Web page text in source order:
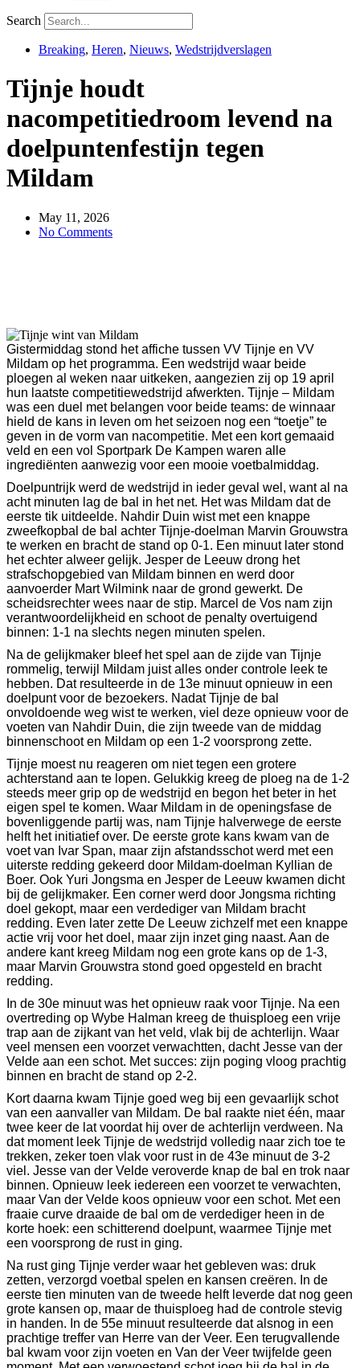
Search
Breaking, Heren, Nieuws, Wedstrijdverslagen
Tijnje houdt
nacompetitiedroom levend na
doelpuntenfestijn tegen
Mildam
May 11, 2026
No Comments
Gistermiddag stond het affiche tussen VV Tijnje en VV
Mildam op het programma. Een wedstrijd waar beide
ploegen al weken naar uitkeken, aangezien zij op 19 april
hun laatste competitiewedstrijd afwerkten. Tijnje – Mildam
was een duel met belangen voor beide teams: de winnaar
hield de kans in leven om het seizoen nog een “toetje” te
geven in de vorm van nacompetitie. Met een kort gemaaid
veld en een vol Sportpark De Kampen waren alle
ingrediënten aanwezig voor een mooie voetbalmiddag.
Doelpuntrijk werd de wedstrijd in ieder geval wel, want al na
acht minuten lag de bal in het net. Het was Mildam dat de
eerste tik uitdeelde. Nahdir Duin wist met een knappe
zweefkopbal de bal achter Tijnje-doelman Marvin Grouwstra
te werken en bracht de stand op 0-1. Een minuut later stond
het echter alweer gelijk. Jesper de Leeuw drong het
strafschopgebied van Mildam binnen en werd door
aanvoerder Mart Wilmink naar de grond gewerkt. De
scheidsrechter wees naar de stip. Marcel de Vos nam zijn
verantwoordelijkheid en schoot de penalty overtuigend
binnen: 1-1 na slechts negen minuten spelen.
Na de gelijkmaker bleef het spel aan de zijde van Tijnje
rommelig, terwijl Mildam juist alles onder controle leek te
hebben. Dat resulteerde in de 13e minuut opnieuw in een
doelpunt voor de bezoekers. Nadat Tijnje de bal
onvoldoende weg wist te werken, viel deze opnieuw voor de
voeten van Nahdir Duin, die zijn tweede van de middag
binnenschoot en Mildam op een 1-2 voorsprong zette.
Tijnje moest nu reageren om niet tegen een grotere
achterstand aan te lopen. Gelukkig kreeg de ploeg na de 1-2
steeds meer grip op de wedstrijd en begon het beter in het
eigen spel te komen. Waar Mildam in de openingsfase de
bovenliggende partij was, nam Tijnje halverwege de eerste
helft het initiatief over. De eerste grote kans kwam van de
voet van Ivar Span, maar zijn afstandsschot werd met een
uiterste redding gekeerd door Mildam-doelman Kyllian de
Boer. Ook Yuri Jongsma en Jesper de Leeuw kwamen dicht
bij de gelijkmaker. Een corner werd door Jongsma richting
doel gekopt, maar een verdediger van Mildam bracht
redding. Even later zette De Leeuw zichzelf met een knappe
actie vrij voor het doel, maar zijn inzet ging naast. Aan de
andere kant kreeg Mildam nog een grote kans op de 1-3,
maar Marvin Grouwstra stond goed opgesteld en bracht
redding.
In de 30e minuut was het opnieuw raak voor Tijnje. Na een
overtreding op Wybe Halman kreeg de thuisploeg een vrije
trap aan de zijkant van het veld, vlak bij de achterlijn. Waar
veel mensen een voorzet verwachtten, dacht Jesse van der
Velde aan een schot. Met succes: zijn poging vloog prachtig
binnen en bracht de stand op 2-2.
Kort daarna kwam Tijnje goed weg bij een gevaarlijk schot
van een aanvaller van Mildam. De bal raakte niet één, maar
twee keer de lat voordat hij over de achterlijn verdween. Na
dat moment leek Tijnje de wedstrijd volledig naar zich toe te
trekken, zeker toen vlak voor rust in de 43e minuut de 3-2
viel. Jesse van der Velde veroverde knap de bal en trok naar
binnen. Opnieuw leek iedereen een voorzet te verwachten,
maar Van der Velde koos opnieuw voor een schot. Met een
fraaie curve draaide de bal om de verdediger heen in de
korte hoek: een schitterend doelpunt, waarmee Tijnje met
een voorsprong de rust in ging.
Na rust ging Tijnje verder waar het gebleven was: druk
zetten, verzorgd voetbal spelen en kansen creëren. In de
eerste tien minuten van de tweede helft leverde dat nog geen
grote kansen op, maar de thuisploeg had de controle stevig
in handen. In de 55e minuut resulteerde dat alsnog in een
prachtige treffer van Herre van der Veer. Een terugvallende
bal kwam voor zijn voeten en Van der Veer twijfelde geen